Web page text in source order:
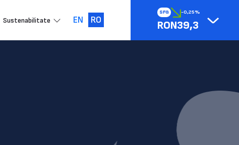
SFG -0,25%
RON39,3
Sustenabilitate EN RO